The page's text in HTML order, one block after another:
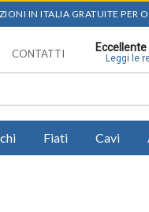
IN ITALIA GRATUITE PER
CONTATTI
Eccellente
Leggi le
Fiati Cavi